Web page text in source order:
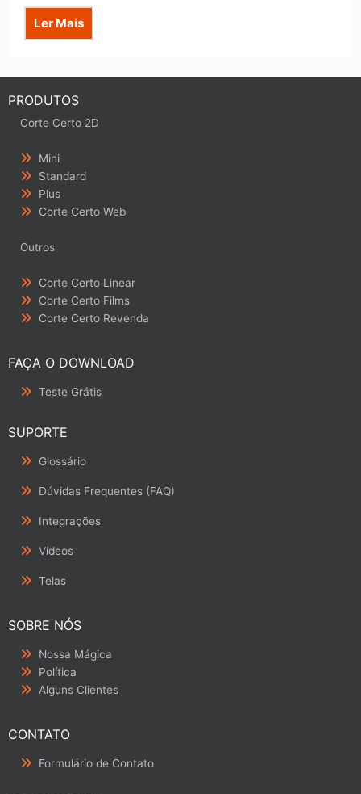
Ler Mais
PRODUTOS
Corte Certo 2D
Mini
Standard
Plus
Corte Certo Web
Outros
Corte Certo Linear
Corte Certo Films
Corte Certo Revenda
FAÇA O DOWNLOAD
Teste Grátis
SUPORTE
Glossário
Dúvidas Frequentes (FAQ)
Integrações
Vídeos
Telas
SOBRE NÓS
Nossa Mágica
Política
Alguns Clientes
CONTATO
Formulário de Contato